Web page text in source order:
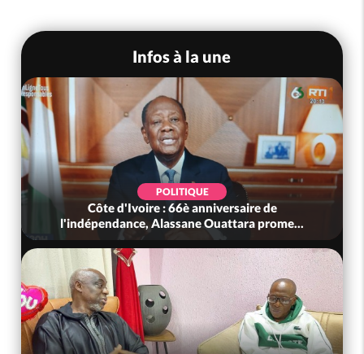
Infos à la une
POLITIQUE
Côte d'Ivoire : 66è anniversaire de
l'indépendance, Alassane Ouattara prome...